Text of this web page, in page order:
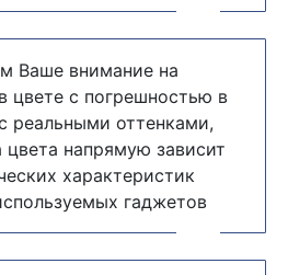
Ваше внимание на
цвете с погрешностью в
реальными оттенками,
цвета напрямую зависит
характеристик
гаджетов